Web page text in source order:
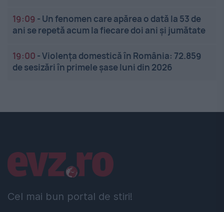
19:09 - Un fenomen care apărea o dată la 53 de
ani se repetă acum la fiecare doi ani și jumătate
19:00 -Violența domestică în România: 72.859
de sesizări în primele șase luni din 2026
Cel mai bun portal de stiri!
Linkuri utile